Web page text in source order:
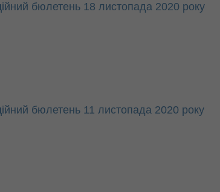
бюлетень 18 листопада 2020 року
бюлетень 11 листопада 2020 року